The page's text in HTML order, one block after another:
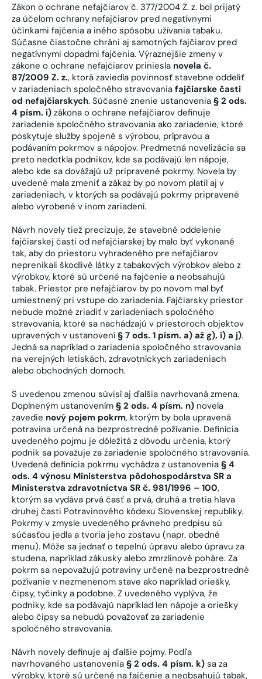
Zákon o ochrane nefajčiarov č. 377/2004 Z. z. bol prijatý
za účelom ochrany nefajčiarov pred negatívnymi
účinkami fajčenia a iného spôsobu užívania tabaku.
Súčasne čiastočne chráni aj samotných fajčiarov pred
negatívnymi dopadmi fajčenia. Výraznejšie zmeny v
zákone o ochrane nefajčiarov priniesla novela č.
87/2009 Z. z., ktorá zaviedla povinnosť stavebne oddeliť
v zariadeniach spoločného stravovania fajčiarske časti
od nefajčiarskych. Súčasné znenie ustanovenia § 2 ods.
4 písm. i) zákona o ochrane nefajčiarov definuje
zariadenie spoločného stravovania ako zariadenie, ktoré
poskytuje služby spojené s výrobou, prípravou a
podávaním pokrmov a nápojov. Predmetná novelizácia sa
preto nedotkla podnikov, kde sa podávajú len nápoje,
alebo kde sa dovážajú už pripravené pokrmy. Novela by
uvedené mala zmeniť a zákaz by po novom platil aj v
zariadeniach, v ktorých sa podávajú pokrmy pripravené
alebo vyrobené v inom zariadení.
Návrh novely tiež precizuje, že stavebné oddelenie
fajčiarskej časti od nefajčiarskej by malo byť vykonané
tak, aby do priestoru vyhradeného pre nefajčiarov
neprenikali škodlivé látky z tabakových výrobkov alebo z
výrobkov, ktoré sú určené na fajčenie a neobsahujú
tabak. Priestor pre nefajčiarov by po novom mal byť
umiestnený pri vstupe do zariadenia. Fajčiarsky priestor
nebude možné zriadiť v zariadeniach spoločného
stravovania, ktoré sa nachádzajú v priestoroch objektov
upravených v ustanovení§ 7 ods. 1 písm. a) až g), i) a j).
Jedná sa napríklad o zariadenia spoločného stravovania
na verejných letiskách, zdravotníckych zariadeniach
alebo obchodných domoch.
S uvedenou zmenou súvisí aj ďalšia navrhovaná zmena.
Doplneným ustanovením § 2 ods. 4 písm. n) novela
zavedie nový pojem pokrm, ktorým by bola upravená
potravina určená na bezprostredné požívanie. Definícia
uvedeného pojmu je dôležitá z dôvodu určenia, ktorý
podnik sa považuje za zariadenie spoločného stravovania.
Uvedená definícia pokrmu vychádza z ustanovenia § 4
ods. 4 výnosu Ministerstva pôdohospodárstva SR a
Ministerstva zdravotníctva SR č. 981/1996 – 100,
ktorým sa vydáva prvá časť a prvá, druhá a tretia hlava
druhej časti Potravinového kódexu Slovenskej republiky.
Pokrmy v zmysle uvedeného právneho predpisu sú
súčasťou jedla a tvoria jeho zostavu (napr. obedné
menu). Môže sa jednať o tepelnú úpravu alebo úpravu za
studena, napríklad zákusky alebo zmrzlinové poháre. Za
pokrm sa nepovažujú potraviny určené na bezprostredné
požívanie v nezmenenom stave ako napríklad oriešky,
čipsy, tyčinky a podobne. Z uvedeného vyplýva, že
podniky, kde sa podávajú napríklad len nápoje a oriešky
alebo čipsy sa nebudú považovať za zariadenie
spoločného stravovania.
Návrh novely definuje aj ďalšie pojmy. Podľa
navrhovaného ustanovenia § 2 ods. 4 písm. k) sa za
výrobky, ktoré sú určené na fajčenie a neobsahujú tabak,